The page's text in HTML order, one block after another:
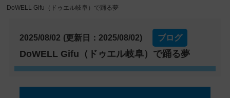
DoWELL Gifu（ドゥエル岐阜）で踊る夢
2025/08/02 (更新日：2025/08/02) ブログ
DoWELL Gifu（ドゥエル岐阜）で踊る夢